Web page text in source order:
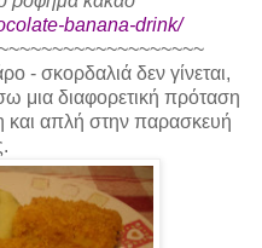
banana-drink/
- σκορδαλιά δεν γίνεται,
μια διαφορετική πρόταση
και απλή στην παρασκευή